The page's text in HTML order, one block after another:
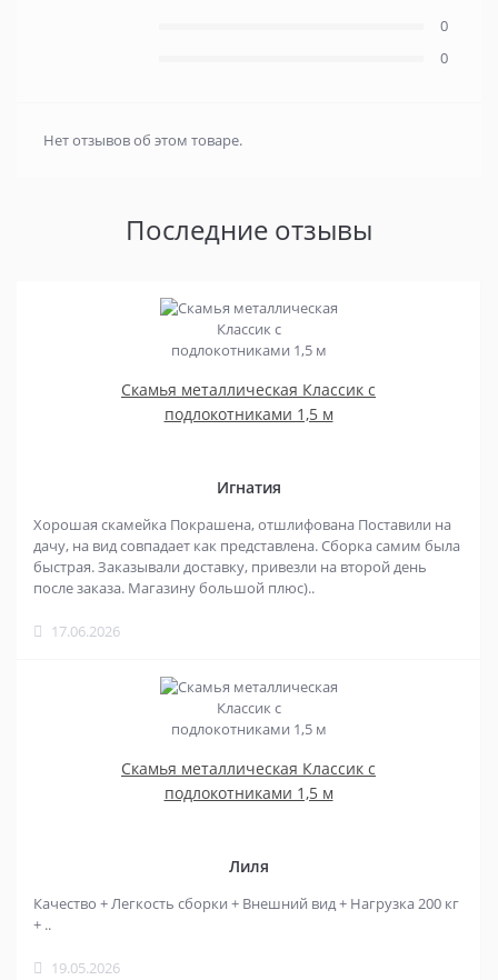
0
0
Нет отзывов об этом товаре.
Последние отзывы
Скамья металлическая Классик с
подлокотниками 1,5 м
Игнатия
Хорошая скамейка Покрашена, отшлифована Поставили на
дачу, на вид совпадает как представлена. Сборка самим была
быстрая. Заказывали доставку, привезли на второй день
после заказа. Магазину большой плюс)..
17.06.2026
Скамья металлическая Классик с
подлокотниками 1,5 м
Лиля
Качество + Легкость сборки + Внешний вид + Нагрузка 200 кг
+ ..
19.05.2026